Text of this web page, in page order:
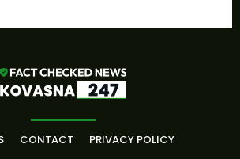
CONTACT PRIVACY POLICY